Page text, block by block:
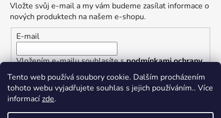
Tento web používá soubory cookie. Dalším procházením
tohoto webu vyjadřujete souhlas s jejich používáním.. Více
informacízde.
Vložte svůj e-mail a my vám budeme zasílat informace o
nových produktech na našem e-shopu.
E-mail
Vložením e-mailu souhlasíte spodmínkami ochrany
osobních údajů
PŘIHLÁSIT SE